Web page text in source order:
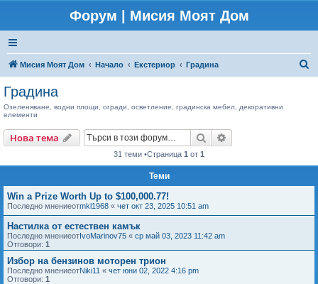
Форум | Мисия Моят Дом
Мисия Моят Дом Начало Екстериор Градина
е
Градина
Озеленяване, водни площи, огради, осветление, градинска мебел, декоративни
елементи
Нова тема Търсене
31 теми •Страница 1 от 1
Теми
Win a Prize Worth Up to $100,000.77!
Последно мнениеотmkl1968 « чет окт 23, 2025 10:51 am
Настилка от естествен камък
Последно мнениеотIvoMarinov75 « ср май 03, 2023 11:42 am
Отговори: 1
Избор на бензинов моторен трион
Последно мнениеотNiki11 « чет юни 02, 2022 4:16 pm
Отговори: 1